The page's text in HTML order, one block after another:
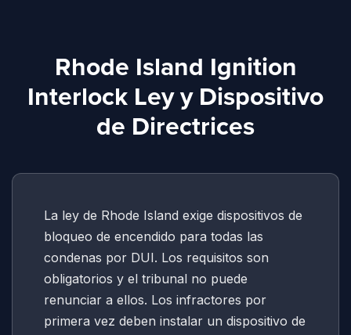
Rhode Island Ignition
Interlock Ley y Dispositivo
de Directrices
La ley de Rhode Island exige dispositivos de
bloqueo de encendido para todas las
condenas por DUI. Los requisitos son
obligatorios y el tribunal no puede
renunciar a ellos. Los infractores por
primera vez deben instalar un dispositivo de